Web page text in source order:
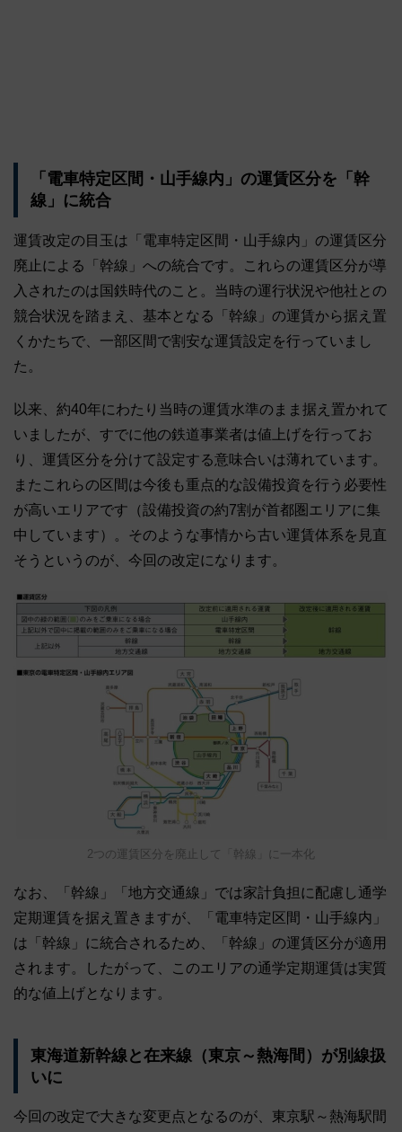
「電車特定区間・山手線内」の運賃区分を「幹
線」に統合
運賃改定の目玉は「電車特定区間・山手線内」の運賃区分
廃止による「幹線」への統合です。これらの運賃区分が導
入されたのは国鉄時代のこと。当時の運行状況や他社との
競合状況を踏まえ、基本となる「幹線」の運賃から据え置
くかたちで、一部区間で割安な運賃設定を行っていまし
た。
以来、約40年にわたり当時の運賃水準のまま据え置かれて
いましたが、すでに他の鉄道事業者は値上げを行ってお
り、運賃区分を分けて設定する意味合いは薄れています。
またこれらの区間は今後も重点的な設備投資を行う必要性
が高いエリアです（設備投資の約7割が首都圏エリアに集
中しています）。そのような事情から古い運賃体系を見直
そうというのが、今回の改定になります。
2つの運賃区分を廃止して「幹線」に一本化
なお、「幹線」「地方交通線」では家計負担に配慮し通学
定期運賃を据え置きますが、「電車特定区間・山手線内」
は「幹線」に統合されるため、「幹線」の運賃区分が適用
されます。したがって、このエリアの通学定期運賃は実質
的な値上げとなります。
東海道新幹線と在来線（東京～熱海間）が別線扱
いに
今回の改定で大きな変更点となるのが、東京駅～熱海駅間